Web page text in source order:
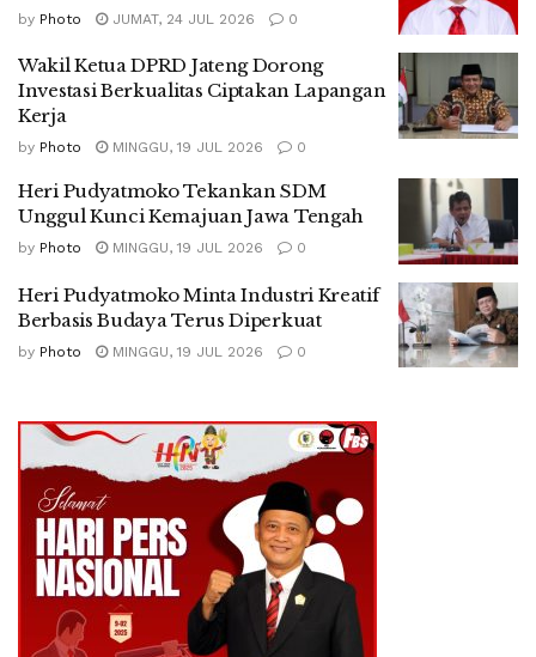
by Photo JUMAT, 24 JUL 2026 0
Wakil Ketua DPRD Jateng Dorong
Investasi Berkualitas Ciptakan Lapangan
Kerja
by Photo MINGGU, 19 JUL 2026 0
Heri Pudyatmoko Tekankan SDM
Unggul Kunci Kemajuan Jawa Tengah
by Photo MINGGU, 19 JUL 2026 0
Heri Pudyatmoko Minta Industri Kreatif
Berbasis Budaya Terus Diperkuat
by Photo MINGGU, 19 JUL 2026 0